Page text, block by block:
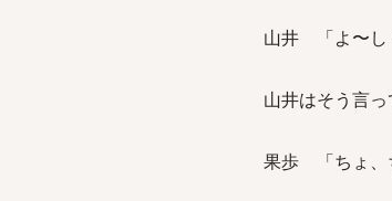
山井 「よ〜し
山井はそう言
果歩 「ちょ、